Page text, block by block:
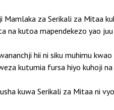
za Serikali za Mitaa
na kutoa mapendekezo yao
hii ni siku muhimu
kutumia fursa hiyo kuhoji
kuwa Serikali za Mitaa ni